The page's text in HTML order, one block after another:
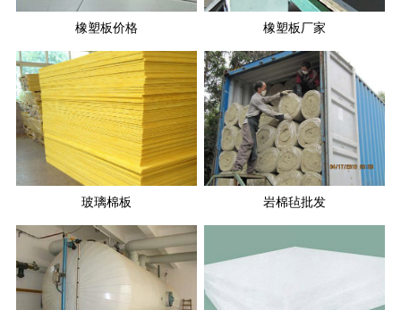
橡塑板价格 橡塑板厂家
玻璃棉板 岩棉毡批发